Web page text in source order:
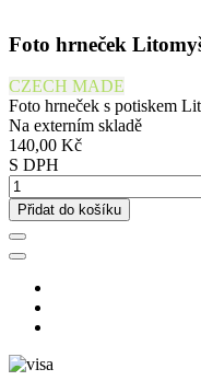
Foto hrneček
CZECH MADE
Foto hrneček s potiskem
Na externím skladě
140,00 Kč
S DPH
Přidat do košíku